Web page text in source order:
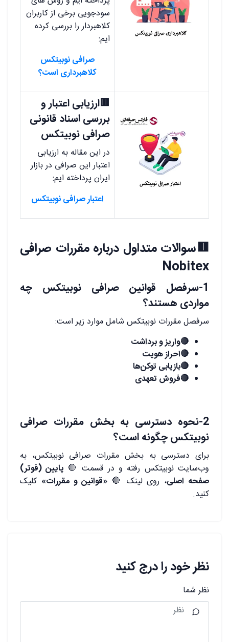
سودجویی برخی از کاربران
کلاهبردار را بررسی کرده
ایم:
صرافی نوبیتکس
کلاهبرداری است؟
🟥ارزیابی اعتبار و
بررسی اسناد قانونی
صرافی نوبیتکس
در این مقاله به ارزیابی
اعتبار این صرافی در بازار
ایران پرداخته ایم:
اعتبار صرافی نوبیتکس
🟥سوالات متداول درباره مقررات صرافی
Nobitex
1-سرفصل قوانین صرافی نوبیتکس چه
مواردی هستند؟
سرفصل مقررات نوبیتکس شامل موارد زیر است:
🔴واریز و برداشت
🔴احراز هویت
🔴بازیابی توکن‌ها
🔴فروش تعهدی
2-نحوه دسترسی به بخش مقررات صرافی
نوبیتکس چگونه است؟
برای دسترسی به بخش مقررات صرافی نوبیتکس، به
وب‌سایت نوبیتکس رفته و در قسمت 🔴 پایین (فوتر)
صفحه اصلی، روی لینک 🔴 «قوانین و مقررات» کلیک
کنید.
نظر خود را درج کنید
نظر شما